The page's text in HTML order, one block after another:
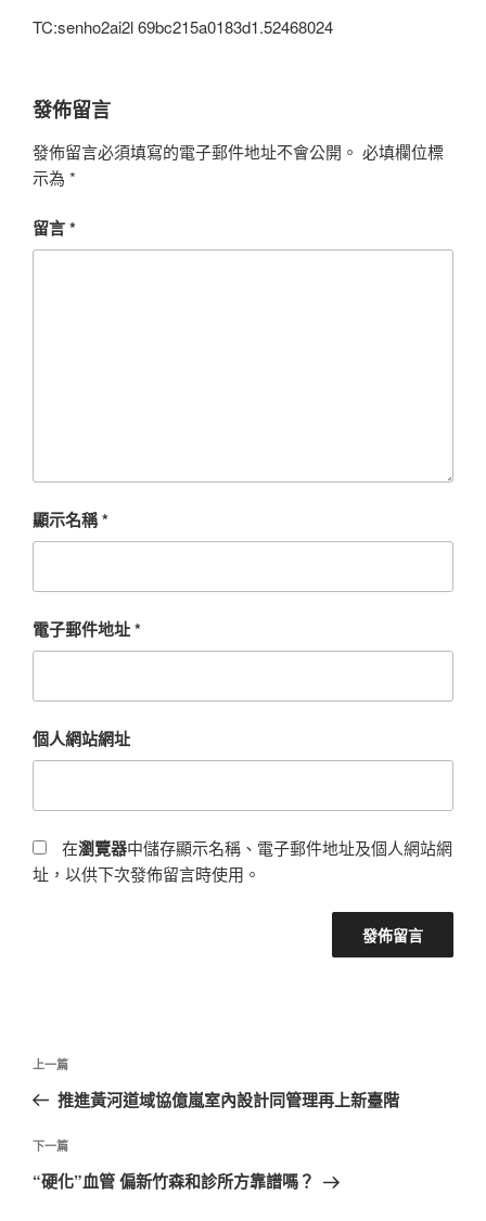
TC:senho2ai2l 69bc215a0183d1.52468024
發佈留言
發佈留言必須填寫的電子郵件地址不會公開。 必填欄位標
示為 *
留言*
顯示名稱*
電子郵件地址*
個人網站網址
在瀏覽器中儲存顯示名稱、電子郵件地址及個人網站網
址，以供下次發佈留言時使用。
文
導
覽
上
一
文
章
上一篇
推進黃河道域協億嵐室內設計同管理再上新臺階
下
一
下一篇
“硬化”血管 偏新竹森和診所方靠譜嗎？